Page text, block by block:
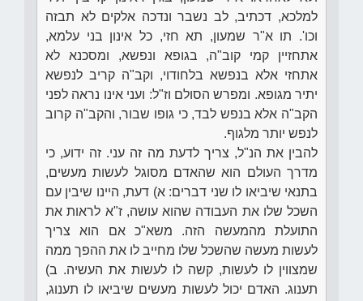
למלכא, דכתיב, לב נשבר ונדכה אלקים לא תבזה
וכו'. תו א"ר שמעון, תא חזי, כל אינון בני עלמא,
אתחזיין קמי קוב"ה, בגופא ונפשא, ומסכנא לא
אתחזי אלא בנפשא בלחודוי, וקב"ה קריב לנפשא
יתיר מגופא. ומפרש הסולם וז"ל: ועני אינו נראה לפני
הקב"ה אלא בנפש לבד, כי גופו שבור, והקב"ה קרוב
לנפש יותר מלגוף.
להבין את הנ"ל, צריך לדעת מה זה עני. זה ידוע, כי
מדרך העולם הוא שהאדם מסוגל לעשות מעשים,
בתנאי שיביאו לו שני דברים: א) דעת, היינו שיבין עם
השכל שלו את העבודה שהוא עושה, ז"א לראות את
התועלת מהמעשה הזה. משא"כ אם הוא צריך
לעשות מעשה שהשכל שלו מחייב לו את ההפך ממה
שמצווין לו לעשות, קשה לו לעשות את העשיה. ב)
תענוג. האדם יכול לעשות מעשים שיביאו לו תענוג,